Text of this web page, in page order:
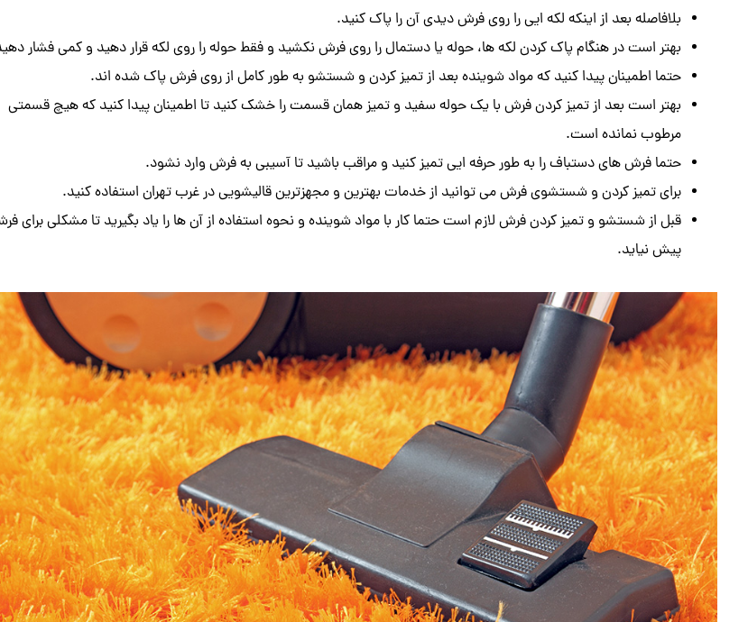
بلافاصله بعد از اینکه لکه ایی را روی فرش دیدی آن را پاک کنید.
بهتر است در هنگام پاک کردن لکه ها، حوله یا دستمال را روی فرش نکشید و فقط حوله را روی لکه قرار دهید و کمی فشار
حتما اطمینان پیدا کنید که مواد شوینده بعد از تمیز کردن و شستشو به طور کامل از روی فرش پاک شده اند.
بهتر است بعد از تمیز کردن فرش با یک حوله سفید و تمیز همان قسمت را خشک کنید تا اطمینان پیدا کنید که هیچ قسمتی
مرطوب نمانده است.
حتما فرش های دستباف را به طور حرفه ایی تمیز کنید و مراقب باشید تا آسیبی به فرش وارد نشود.
برای تمیز کردن و شستشوی فرش می توانید از خدمات بهترین و مجهزترین قالیشویی در غرب تهران استفاده کنید.
قبل از شستشو و تمیز کردن فرش لازم است حتما کار با مواد شوینده و نحوه استفاده از آن ها را یاد بگیرید تا مشکلی برای
پیش نیاید.